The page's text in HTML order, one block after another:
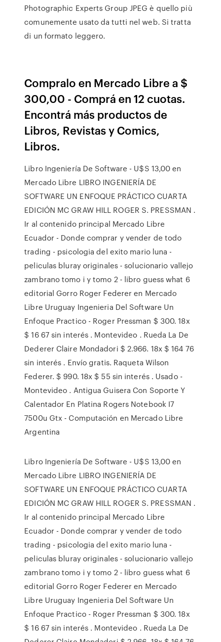
Photographic Experts Group JPEG è quello più
comunemente usato da tutti nel web. Si tratta
di un formato leggero.
Compralo en Mercado Libre a $
300,00 - Comprá en 12 cuotas.
Encontrá más productos de
Libros, Revistas y Comics,
Libros.
Libro Ingeniería De Software - U$S 13,00 en
Mercado Libre LIBRO INGENIERÍA DE
SOFTWARE UN ENFOQUE PRÁCTICO CUARTA
EDICIÓN MC GRAW HILL ROGER S. PRESSMAN .
Ir al contenido principal Mercado Libre
Ecuador - Donde comprar y vender de todo
trading - psicologia del exito mario luna -
peliculas bluray originales - solucionario vallejo
zambrano tomo i y tomo 2 - libro guess what 6
editorial Gorro Roger Federer en Mercado
Libre Uruguay Ingenieria Del Software Un
Enfoque Practico - Roger Pressman $ 300. 18x
$ 16 67 sin interés . Montevideo . Rueda La De
Dederer Claire Mondadori $ 2.966. 18x $ 164 76
sin interés . Envío gratis. Raqueta Wilson
Federer. $ 990. 18x $ 55 sin interés . Usado -
Montevideo . Antigua Guisera Con Soporte Y
Calentador En Platina Rogers Notebook I7
7500u Gtx - Computación en Mercado Libre
Argentina
Libro Ingeniería De Software - U$S 13,00 en
Mercado Libre LIBRO INGENIERÍA DE
SOFTWARE UN ENFOQUE PRÁCTICO CUARTA
EDICIÓN MC GRAW HILL ROGER S. PRESSMAN .
Ir al contenido principal Mercado Libre
Ecuador - Donde comprar y vender de todo
trading - psicologia del exito mario luna -
peliculas bluray originales - solucionario vallejo
zambrano tomo i y tomo 2 - libro guess what 6
editorial Gorro Roger Federer en Mercado
Libre Uruguay Ingenieria Del Software Un
Enfoque Practico - Roger Pressman $ 300. 18x
$ 16 67 sin interés . Montevideo . Rueda La De